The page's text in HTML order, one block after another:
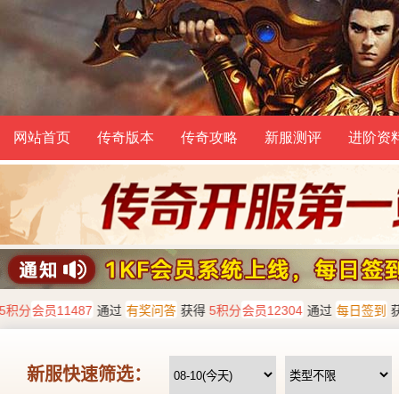
网站首页 传奇版本 传奇攻略 新服测评 进阶资